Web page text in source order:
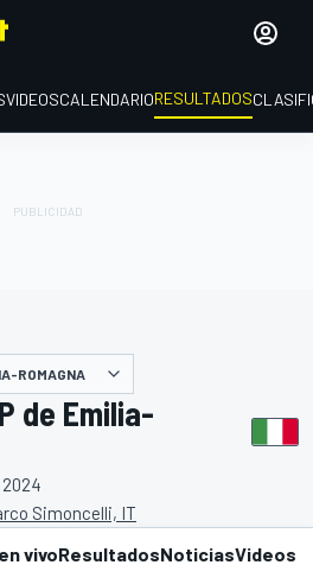
VIDEOSCALENDARIORESULTADOS
ROMAGNA
de Emilia-
Simoncelli, IT
vivoResultadosNoticiasVideos